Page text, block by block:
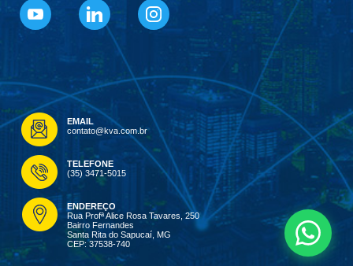
EMAIL
contato@kva.com.br
TELEFONE
(35) 3471-5015
ENDEREÇO
Rua Profª Alice Rosa Tavares, 250
Bairro Fernandes
Santa Rita do Sapucaí, MG
CEP: 37538-740